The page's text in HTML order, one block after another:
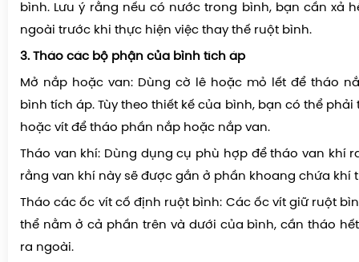
bình. Lưu ý rằng nếu có nước trong bình, bạn cần xả
ngoài trước khi thực hiện việc thay thế ruột bình.
3. Tháo các bộ phận của bình tích áp
Mở nắp hoặc van: Dùng cờ lê hoặc mỏ lết để tháo
bình tích áp. Tùy theo thiết kế của bình, bạn có thể
hoặc vít để tháo phần nắp hoặc nắp van.
Tháo van khí: Dùng dụng cụ phù hợp để tháo van khí
rằng van khí này sẽ được gắn ở phần khoang chứa khí
Tháo các ốc vít cố định ruột bình: Các ốc vít giữ ruột
thể nằm ở cả phần trên và dưới của bình, cần tháo
ra ngoài.